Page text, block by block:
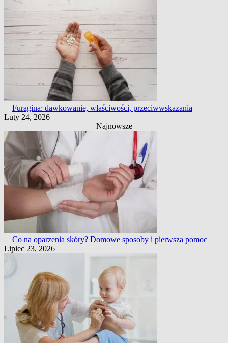
Furagina: dawkowanie, właściwości, przeciwwskazania
Luty 24, 2026
Najnowsze
Co na oparzenia skóry? Domowe sposoby i pierwsza pomoc
Lipiec 23, 2026